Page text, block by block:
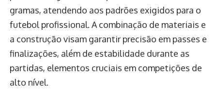
gramas, atendendo aos padrões exigidos para o
futebol profissional. A combinação de materiais e
a construção visam garantir precisão em passes e
finalizações, além de estabilidade durante as
partidas, elementos cruciais em competições de
alto nível.